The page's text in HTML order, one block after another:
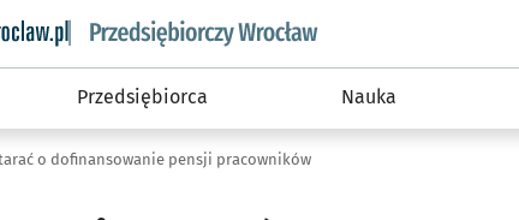
informacyjny wroclaw.pl podserwis: Strategia rozwoju
Przedsiębiorca Nauka
o dofinansowanie pensji pracowników